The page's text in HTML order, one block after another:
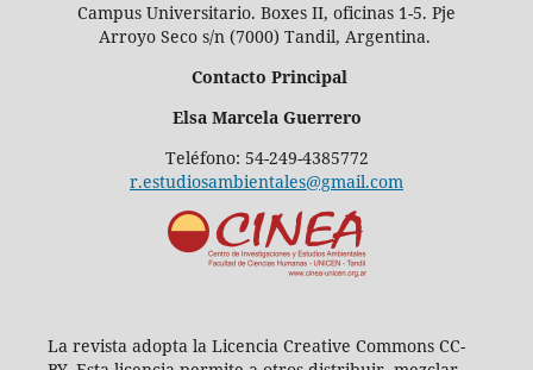
Campus Universitario. Boxes II, oficinas 1-5. Pje
Arroyo Seco s/n (7000) Tandil, Argentina.
Contacto Principal
Elsa Marcela Guerrero
Teléfono: 54-249-4385772
r.estudiosambientales@gmail.com
La revista adopta la Licencia Creative Commons CC-